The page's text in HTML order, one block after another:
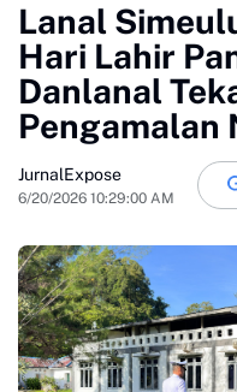
Lanal
Hari Lahir
Danlanal
Pengamalan
JurnalExpose
6/20/2026 10:29:00 AM